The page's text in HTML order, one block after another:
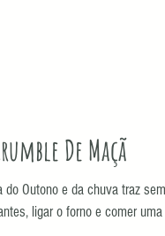
De Maçã
do Outono e da chuva traz
ligar o forno e comer